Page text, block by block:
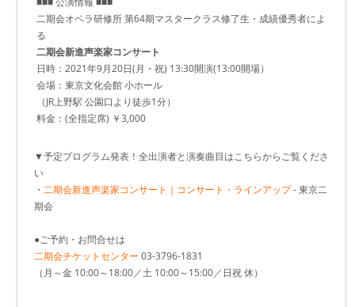
二期会オペラ研修所 第64期マスタークラス修了生・成績優秀者によ
る
二期会新進声楽家コンサート
日時：2021年9月20日(月・祝) 13:30開演(13:00開場）
会場：東京文化会館 小ホール
（JR上野駅 公園口より徒歩1分）
料金：(全指定席) ￥3,000
▼予定プログラム発表！全出演者と演奏曲目はこちらからご覧くださ
い
・ 二期会新進声楽家コンサート｜コンサート・ラインアップ- 東京二
期会
●ご予約・お問合せは
二期会チケットセンター 03-3796-1831
（月～金 10:00～18:00／土 10:00～15:00／日祝 休）